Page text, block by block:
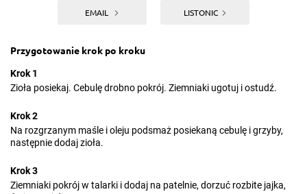
EMAIL LISTONIC
Przygotowanie krok po kroku
Krok 1
Zioła posiekaj. Cebulę drobno pokrój. Ziemniaki ugotuj i ostudź.
Krok 2
Na rozgrzanym maśle i oleju podsmaż posiekaną cebulę i grzyby,
następnie dodaj zioła.
Krok 3
Ziemniaki pokrój w talarki i dodaj na patelnie, dorzuć rozbite jajka,